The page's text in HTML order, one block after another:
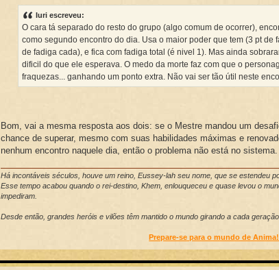
Iuri escreveu:
O cara tá separado do resto do grupo (algo comum de ocorrer),
como segundo encontro do dia. Usa o maior poder que tem (3 pt de
de fadiga cada), e fica com fadiga total (é nivel 1). Mas ainda
dificil do que ele esperava. O medo da morte faz com que o
fraquezas... ganhando um ponto extra. Não vai ser tão útil neste
Bom, vai a mesma resposta aos dois: se o Mestre mandou um
chance de superar, mesmo com suas habilidades máximas e
nenhum encontro naquele dia, então o problema não está no sistema.
Há incontáveis séculos, houve um reino, Eussey-lah seu nome, que se estendeu
Esse tempo acabou quando o rei-destino, Khem, enlouqueceu e quase levou o
impediram.
Desde então, grandes heróis e vilões têm mantido o mundo girando a cada geração.
Prepare-se para o mundo de Anima!